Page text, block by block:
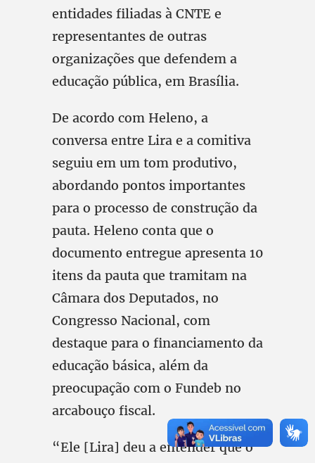
entidades filiadas à CNTE e
representantes de outras
organizações que defendem a
educação pública, em Brasília.
De acordo com Heleno, a
conversa entre Lira e a comitiva
seguiu em um tom produtivo,
abordando pontos importantes
para o processo de construção da
pauta. Heleno conta que o
documento entregue apresenta 10
itens da pauta que tramitam na
Câmara dos Deputados, no
Congresso Nacional, com
destaque para o financiamento da
educação básica, além da
preocupação com o Fundeb no
arcabouço fiscal.
“Ele [Lira] deu a entender que o